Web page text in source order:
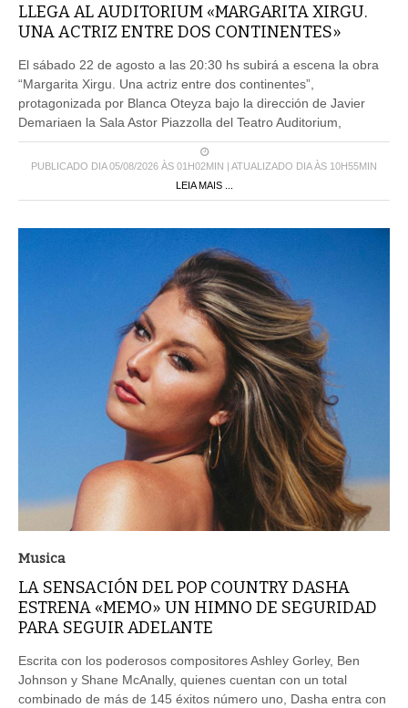
LLEGA AL AUDITORIUM «MARGARITA XIRGU.
UNA ACTRIZ ENTRE DOS CONTINENTES»
El sábado 22 de agosto a las 20:30 hs subirá a escena la obra
“Margarita Xirgu. Una actriz entre dos continentes”,
protagonizada por Blanca Oteyza bajo la dirección de Javier
Demariaen la Sala Astor Piazzolla del Teatro Auditorium,
PUBLICADO DIA 05/08/2026 ÀS 01H02MIN | ATUALIZADO DIA ÀS 10H55MIN
LEIA MAIS ...
Musica
LA SENSACIÓN DEL POP COUNTRY DASHA
ESTRENA «MEMO» UN HIMNO DE SEGURIDAD
PARA SEGUIR ADELANTE
Escrita con los poderosos compositores Ashley Gorley, Ben
Johnson y Shane McAnally, quienes cuentan con un total
combinado de más de 145 éxitos número uno, Dasha entra con